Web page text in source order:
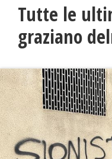
Tutte le
graziano